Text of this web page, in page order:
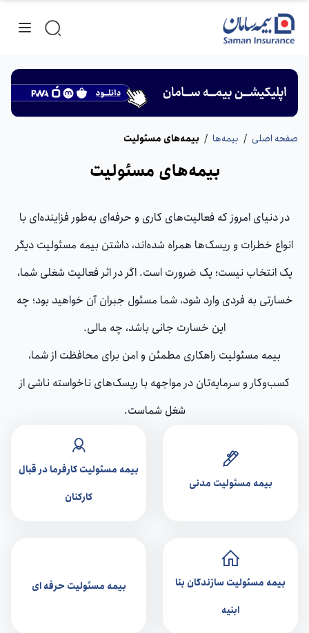
صفحه اصلی / بیمه‌ها / بیمه‌های مسئولیت
بیمه‌های مسئولیت
در دنیای امروز که فعالیت‌های کاری و حرفه‌ای به‌طور فزاینده‌ای با
انواع خطرات و ریسک‌ها همراه شده‌اند، داشتن بیمه مسئولیت دیگر
یک انتخاب نیست؛ یک ضرورت است. اگر در اثر فعالیت شغلی شما،
خسارتی به فردی وارد شود، شما مسئول جبران آن خواهید بود؛ چه
این خسارت جانی باشد، چه مالی.
بیمه مسئولیت راهکاری مطمئن و امن برای محافظت از شما،
کسب‌وکار و سرمایه‌تان در مواجهه با ریسک‌های ناخواسته ناشی از
شغل‌ شماست.
بیمه مسئولیت مدنی
بیمه مسئولیت کارفرما در قبال
کارکنان
بیمه مسئولیت سازندگان بنا
ابنیه
بیمه مسئولیت حرفه ای